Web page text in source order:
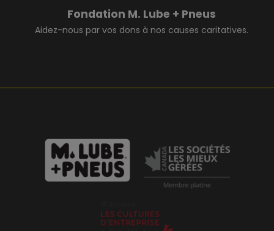
Fondation M. Lube + Pneus
Aidez-nous par vos dons à nos causes caritatives.